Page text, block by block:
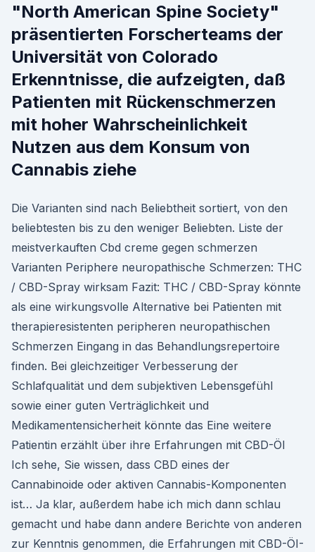
"North American Spine Society"
präsentierten Forscherteams der
Universität von Colorado
Erkenntnisse, die aufzeigten, daß
Patienten mit Rückenschmerzen
mit hoher Wahrscheinlichkeit
Nutzen aus dem Konsum von
Cannabis ziehe
Die Varianten sind nach Beliebtheit sortiert, von den
beliebtesten bis zu den weniger Beliebten. Liste der
meistverkauften Cbd creme gegen schmerzen
Varianten Periphere neuropathische Schmerzen: THC
/ CBD-Spray wirksam Fazit: THC / CBD-Spray könnte
als eine wirkungsvolle Alternative bei Patienten mit
therapieresistenten peripheren neuropathischen
Schmerzen Eingang in das Behandlungsrepertoire
finden. Bei gleichzeitiger Verbesserung der
Schlafqualität und dem subjektiven Lebensgefühl
sowie einer guten Verträglichkeit und
Medikamentensicherheit könnte das Eine weitere
Patientin erzählt über ihre Erfahrungen mit CBD-Öl
Ich sehe, Sie wissen, dass CBD eines der
Cannabinoide oder aktiven Cannabis-Komponenten
ist… Ja klar, außerdem habe ich mich dann schlau
gemacht und habe dann andere Berichte von anderen
zur Kenntnis genommen, die Erfahrungen mit CBD-ÖI-